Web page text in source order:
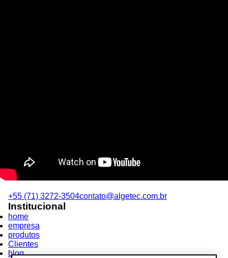
+55 (71) 3272-3504contato@algetec.com.br
Institucional
home
empresa
produtos
Clientes
blog